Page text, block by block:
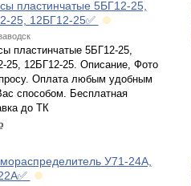
пластинчатые 5БГ12-25,
25, 12БГ12-25✅
пластинчатые 5БГ12-25,
25, 12БГ12-25. Описание, Фото
Оплата любым удобным
способом. Бесплатная
до ТК
У71-24А,